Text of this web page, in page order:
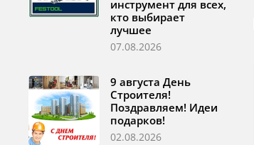
инструмент для всех,
кто выбирает
лучшее
07.08.2026
9 августа День
Строителя!
Поздравляем! Идеи
подарков!
02.08.2026